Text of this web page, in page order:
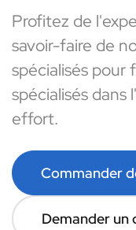
Profitez de
savoir-faire de
spécialisés pour
spécialisés
effort.
Commander
Demander un